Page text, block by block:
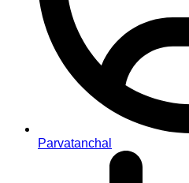
Parvatanchal